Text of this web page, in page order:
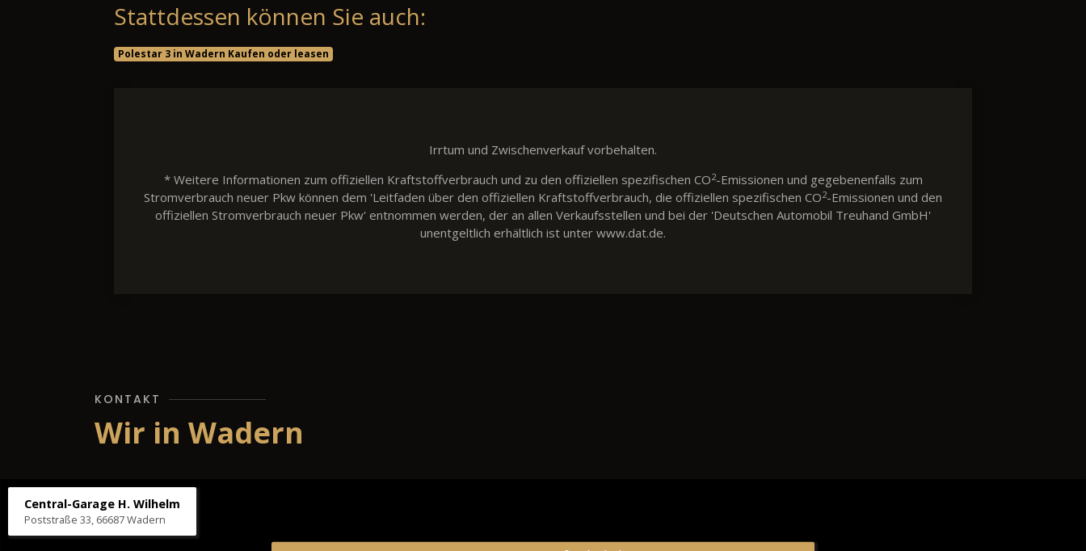
Stattdessen können Sie auch:
Polestar 3 in Wadern Kaufen oder leasen
Irrtum und Zwischenverkauf vorbehalten.
* Weitere Informationen zum offiziellen Kraftstoffverbrauch und zu den offiziellen spezifischen CO2-Emissionen und gegebenenfalls zum
Stromverbrauch neuer Pkw können dem 'Leitfaden über den offiziellen Kraftstoffverbrauch, die offiziellen spezifischen CO2-Emissionen und den
offiziellen Stromverbrauch neuer Pkw' entnommen werden, der an allen Verkaufsstellen und bei der 'Deutschen Automobil Treuhand GmbH'
unentgeltlich erhältlich ist unter www.dat.de.
KONTAKT
Wir in Wadern
Central-Garage H. Wilhelm
Poststraße 33, 66687 Wadern